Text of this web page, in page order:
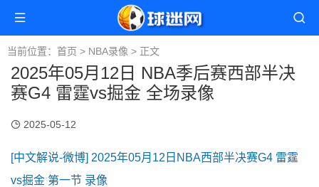
当前位置： 首页 > NBA录像 > 正文
2025年05月12日 NBA季后赛西部半决
赛G4 雷霆vs掘金 全场录像
2025-05-12
[中文解说-微博] 2025年05月12日NBA西部半决赛G4 雷霆
vs掘金 第一节 录像